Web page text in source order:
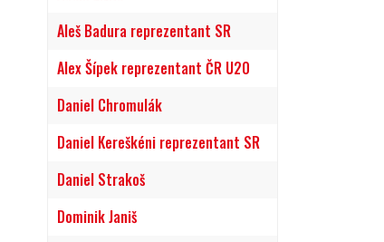
Aleš Badura reprezentant SR
Alex Šípek reprezentant ČR U20
Daniel Chromulák
Daniel Kereškéni reprezentant SR
Daniel Strakoš
Dominik Janiš